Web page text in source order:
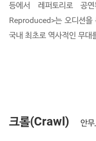
등에서 레퍼토리로
Reproduced>는 오디션을
국내 최초로 역사적인 무대
크롤(Crawl) 안